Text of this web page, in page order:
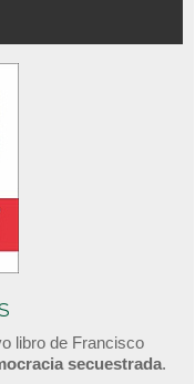
libro de Francisco
secuestrada.